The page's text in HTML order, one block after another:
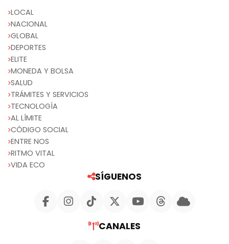
LOCAL
NACIONAL
GLOBAL
DEPORTES
ELITE
MONEDA Y BOLSA
SALUD
TRÁMITES Y SERVICIOS
TECNOLOGÍA
AL LÍMITE
CÓDIGO SOCIAL
ENTRE NOS
RITMO VITAL
VIDA ECO
SÍGUENOS
CANALES